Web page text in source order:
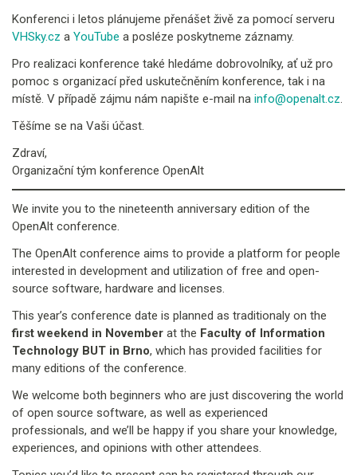
Konferenci i letos plánujeme přenášet živě za pomocí serveru
VHSky.cz a YouTube a posléze poskytneme záznamy.
Pro realizaci konference také hledáme dobrovolníky, ať už pro
pomoc s organizací před uskutečněním konference, tak i na
místě. V případě zájmu nám napište e-mail na info@openalt.cz
Těšíme se na Vaši účast.
Zdraví,
Organizační tým konference OpenAlt
We invite you to the nineteenth anniversary edition of the
OpenAlt conference.
The OpenAlt conference aims to provide a platform for people
interested in development and utilization of free and open-
source software, hardware and licenses.
This year’s conference date is planned as traditionaly on the
first weekend in November at the Faculty of Information
Technology BUT in Brno, which has provided facilities for
many editions of the conference.
We welcome both beginners who are just discovering the world
of open source software, as well as experienced
professionals, and we’ll be happy if you share your knowledge,
experiences, and opinions with other attendees.